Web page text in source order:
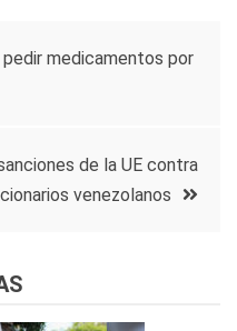
medicamentos por
de la UE contra
venezolanos